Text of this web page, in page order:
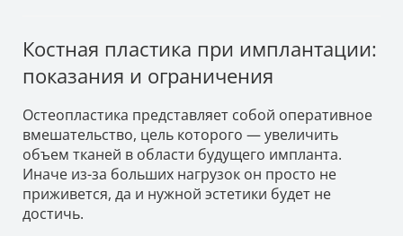
Костная пластика при имплантации:
показания и ограничения
Остеопластика представляет собой оперативное
вмешательство, цель которого — увеличить
объем тканей в области будущего импланта.
Иначе из-за больших нагрузок он просто не
приживется, да и нужной эстетики будет не
достичь.